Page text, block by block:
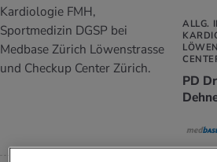
& Intoleranzen
THEMEN IM BEREICH ERNÄHRUNG
Kalorienverbrauch berechnen
Glücklich sein
THEMEN IM BEREICH MEDIZIN
Angebote
ALLG.
PD
Kardiologie FMH,
Sportmedizin DGSP bei
Medbase Zürich Löwenstrasse
und Checkup Center Zürich.